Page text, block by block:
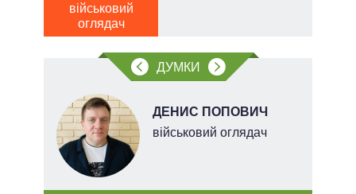
військовий
оглядач
ДУМКИ
ДЕНИС ПОПОВИЧ
військовий оглядач